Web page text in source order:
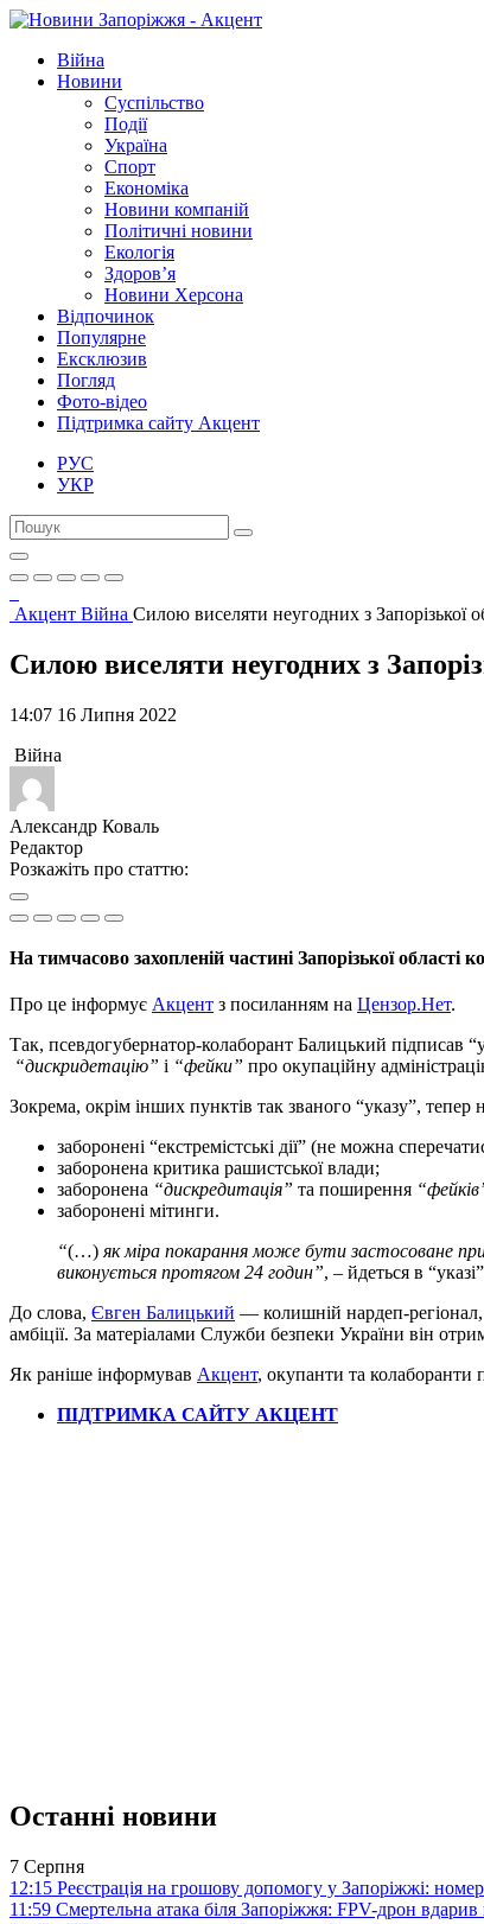
Війна
Новини
Суспільство
Події
Україна
Спорт
Економіка
Новини компаній
Політичні новини
Екологія
Здоров’я
Новини Херсона
Відпочинок
Популярне
Ексклюзив
Погляд
Фото-відео
Підтримка сайту Акцент
РУС
УКР
Акцент Війна Силою виселяти неугодних з Запорізької
Силою виселяти неугодних з
14:07 16 Липня 2022
Війна
Александр Коваль
Редактор
Розкажіть про статтю:
На тимчасово захопленій частині Запорізької
Про це інформує Акцент з посиланням на Цензор.Нет.
Так, псевдогубернатор-колаборант Балицький підписав
“дискридетацію” і “фейки” про окупаційну
Зокрема, окрім інших пунктів так званого “указу”, тепер
заборонені “екстремістські дії” (не можна
заборонена критика рашистської влади;
заборонена “дискредитація” та поширення
заборонені мітинги.
“(…) як міра покарання може бути застосоване
виконується протягом 24 годин”, – йдеться в
До слова, Євген Балицький — колишній нардеп-регіонал,
амбіції. За матеріалами Служби безпеки України він
Як раніше інформував Акцент, окупанти та колаборанти
ПІДТРИМКА САЙТУ АКЦЕНТ
Останні новини
7 Серпня
12:15 Реєстрація на грошову допомогу у Запоріжжі:
11:59 Смертельна атака біля Запоріжжя: FPV-дрон